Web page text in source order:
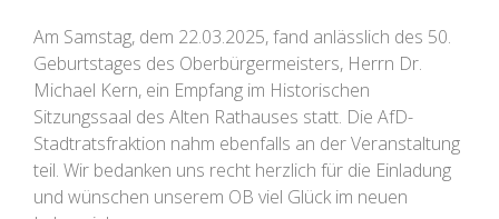
Am Samstag, dem 22.03.2025, fand anlässlich des 50.
Geburtstages des Oberbürgermeisters, Herrn Dr.
Michael Kern, ein Empfang im Historischen
Sitzungssaal des Alten Rathauses statt. Die AfD-
Stadtratsfraktion nahm ebenfalls an der Veranstaltung
teil. Wir bedanken uns recht herzlich für die Einladung
und wünschen unserem OB viel Glück im neuen